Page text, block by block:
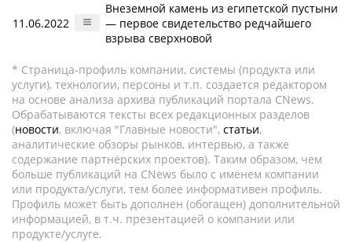
11.06.2022
Внеземной камень из египетской пустыни
— первое свидетельство редчайшего
взрыва сверхновой
* Страница-профиль компании, системы (продукта или
услуги), технологии, персоны и т.п. создается редактором
на основе анализа архива публикаций портала CNews.
Обрабатываются тексты всех редакционных разделов
(новости, включая "Главные новости", статьи,
аналитические обзоры рынков, интервью, а также
содержание партнёрских проектов). Таким образом, чем
больше публикаций на CNews было с именем компании
или продукта/услуги, тем более информативен профиль.
Профиль может быть дополнен (обогащен) дополнительной
информацией, в т.ч. презентацией о компании или
продукте/услуге.